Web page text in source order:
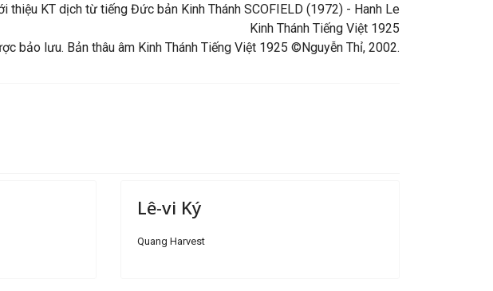
thiệu KT dịch từ tiếng Đức bản Kinh Thánh SCOFIELD (1972) - Hanh Le
Kinh Thánh Tiếng Việt 1925
bảo lưu. Bản thâu âm Kinh Thánh Tiếng Việt 1925 ©Nguyễn Thỉ, 2002.
Lê-vi Ký
Quang Harvest